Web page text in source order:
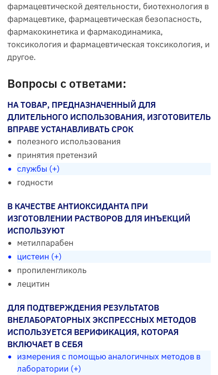
фармацевтической деятельности, биотехнология в
фармацевтике, фармацевтическая безопасность,
фармакокинетика и фармакодинамика,
токсикология и фармацевтическая токсикология, и
другое.
Вопросы с ответами:
НА ТОВАР, ПРЕДНАЗНАЧЕННЫЙ ДЛЯ
ДЛИТЕЛЬНОГО ИСПОЛЬЗОВАНИЯ, ИЗГОТОВИТЕЛЬ
ВПРАВЕ УСТАНАВЛИВАТЬ СРОК
полезного использования
принятия претензий
службы (+)
годности
В КАЧЕСТВЕ АНТИОКСИДАНТА ПРИ
ИЗГОТОВЛЕНИИ РАСТВОРОВ ДЛЯ ИНЪЕКЦИЙ
ИСПОЛЬЗУЮТ
метилпарабен
цистеин (+)
пропиленгликоль
лецитин
ДЛЯ ПОДТВЕРЖДЕНИЯ РЕЗУЛЬТАТОВ
ВНЕЛАБОРАТОРНЫХ ЭКСПРЕССНЫХ МЕТОДОВ
ИСПОЛЬЗУЕТСЯ ВЕРИФИКАЦИЯ, КОТОРАЯ
ВКЛЮЧАЕТ В СЕБЯ
измерения с помощью аналогичных методов в
лаборатории (+)